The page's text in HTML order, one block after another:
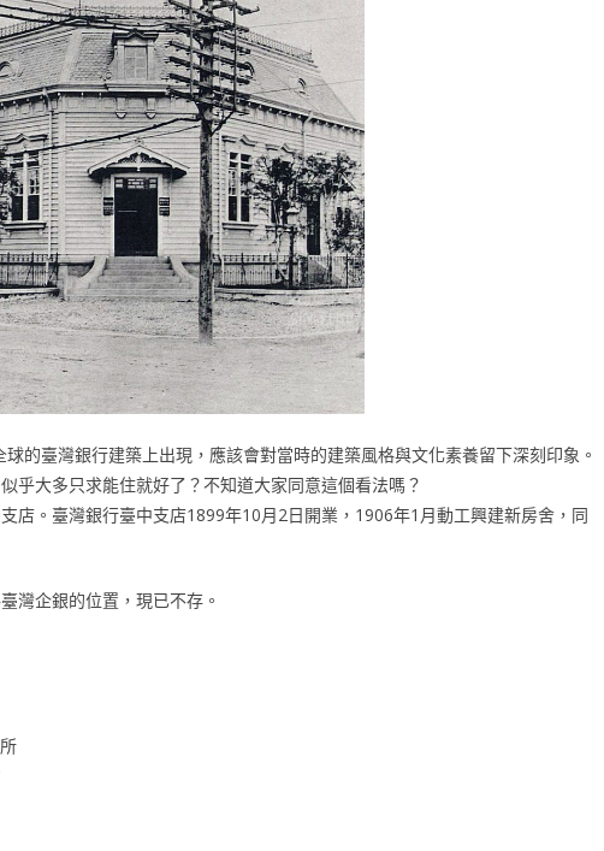
的臺灣銀行建築上出現，應該會對當時的建築風格與文化素養留下深刻印象。
乎大多只求能住就好了？不知道大家同意這個看法嗎？
店。臺灣銀行臺中支店1899年10月2日開業，1906年1月動工興建新房舍，同
灣企銀的位置，現已不存。